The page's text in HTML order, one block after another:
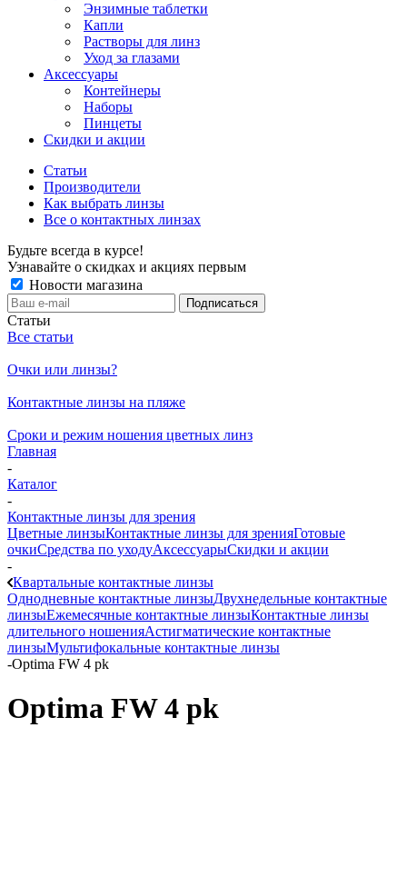
Энзимные таблетки
Капли
Растворы для линз
Уход за глазами
Аксессуары
Контейнеры
Наборы
Пинцеты
Скидки и акции
Статьи
Производители
Как выбрать линзы
Все о контактных линзах
Будьте всегда в курсе!
Узнавайте о скидках и акциях первым
Новости магазина
Статьи
Все статьи
Очки или линзы?
Контактные линзы на пляже
Сроки и режим ношения цветных линз
Главная
-
Каталог
-
Контактные линзы для зрения
Цветные линзыКонтактные линзы для зренияГотовые
очкиСредства по уходуАксессуарыСкидки и акции
-
Квартальные контактные линзы
Однодневные контактные линзыДвухнедельные контактные
линзыЕжемесячные контактные линзыКонтактные линзы
длительного ношенияАстигматические контактные
линзыМультифокальные контактные линзы
-Optima FW 4 pk
Optima FW 4 pk